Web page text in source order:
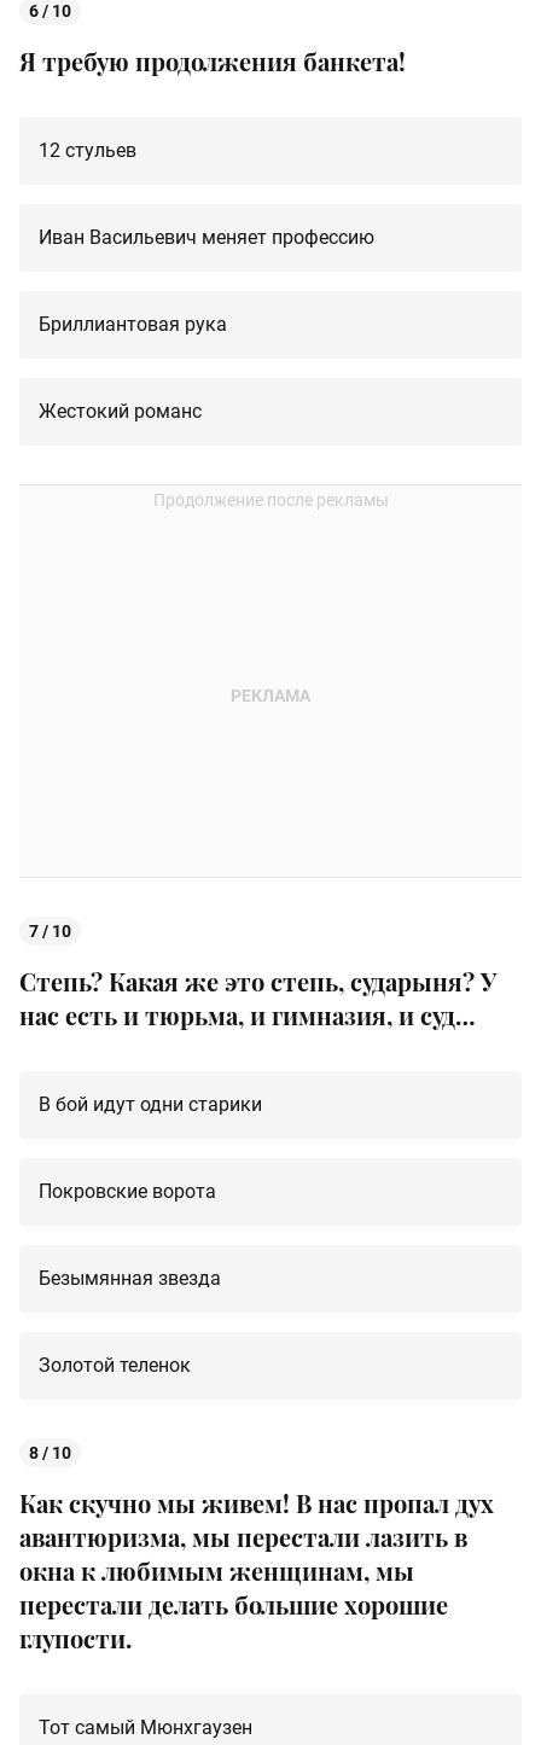
6 / 10
Я требую продолжения банкета!
12 стульев
Иван Васильевич меняет профессию
Бриллиантовая рука
Жестокий романс
7 / 10
Степь? Какая же это степь, сударыня? У
нас есть и тюрьма, и гимназия, и суд…
В бой идут одни старики
Покровские ворота
Безымянная звезда
Золотой теленок
8 / 10
Как скучно мы живем! В нас пропал дух
авантюризма, мы перестали лазить в
окна к любимым женщинам, мы
перестали делать большие хорошие
глупости.
Тот самый Мюнхгаузен